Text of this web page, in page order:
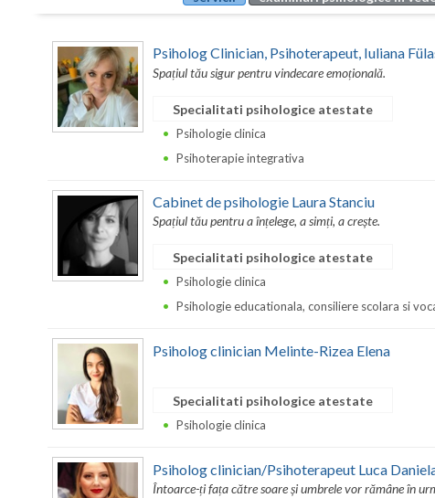
Psiholog Clinician, Psihoterapeut, Iuliana
Spațiul tău sigur pentru vindecare emoțională.
Specialitati psihologice atestate
Psihologie clinica
Psihoterapie integrativa
Cabinet de psihologie Laura Stanciu
Spațiul tău pentru a înțelege, a simți, a crește.
Specialitati psihologice atestate
Psihologie clinica
Psihologie educationala, consiliere scolara si
Psiholog clinician Melinte-Rizea Elena
Specialitati psihologice atestate
Psihologie clinica
Psiholog clinician/Psihoterapeut Luca
Întoarce-ți fața către soare și umbrele vor rămâne în